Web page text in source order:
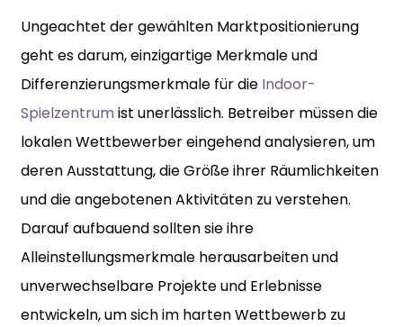
Ungeachtet der gewählten Marktpositionierung
geht es darum, einzigartige Merkmale und
Differenzierungsmerkmale für die Indoor-
Spielzentrumist unerlässlich. Betreiber müssen die
lokalen Wettbewerber eingehend analysieren, um
deren Ausstattung, die Größe ihrer Räumlichkeiten
und die angebotenen Aktivitäten zu verstehen.
Darauf aufbauend sollten sie ihre
Alleinstellungsmerkmale herausarbeiten und
unverwechselbare Projekte und Erlebnisse
entwickeln, um sich im harten Wettbewerb zu